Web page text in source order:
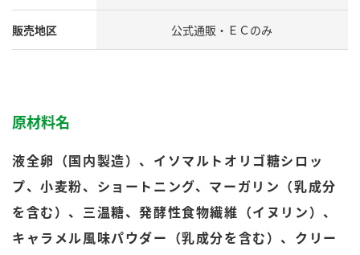
炊き込みご飯の素 米飯用調味液
千夜
ぽん酢サワー
納豆の豆知識
鍋奉行マニュアル
MIM（ミツカンミュージアム）
おいしさと健康への取り組み
お問い合わせ
地図から取り扱い店舗を探す
ミツカン公式通販
販売地区 公式通販・ＥＣのみ
原材料名
液全卵（国内製造）、イソマルトオリゴ糖シロッ
プ、小麦粉、ショートニング、マーガリン（乳成分
を含む）、三温糖、発酵性食物繊維（イヌリン）、
キャラメル風味パウダー（乳成分を含む）、クリー